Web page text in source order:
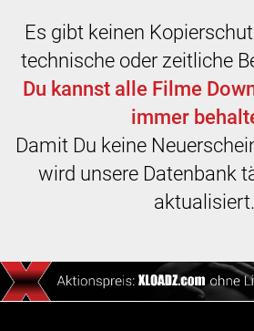
Es gibt keinen
technische oder zeitliche
Du kannst alle Filme
immer
Damit Du keine
wird unsere Datenbank
aktualisiert.